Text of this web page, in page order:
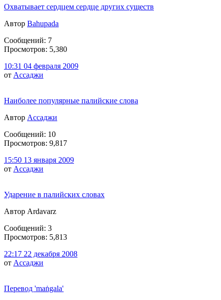
Охватывает сердцем сердце других существ
Автор Bahupada
Сообщений: 7
Просмотров: 5,380
10:31 04 февраля 2009
от Ассаджи
Наиболее популярные палийские слова
Автор Ассаджи
Сообщений: 10
Просмотров: 9,817
15:50 13 января 2009
от Ассаджи
Ударение в палийских словах
Автор Ardavarz
Сообщений: 3
Просмотров: 5,813
22:17 22 декабря 2008
от Ассаджи
Перевод 'maṅgala'